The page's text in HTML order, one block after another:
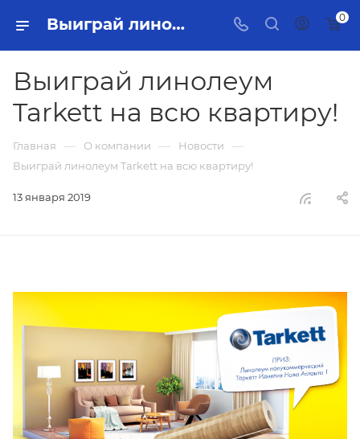
Выиграй линолеум Tarkett на всю квартиру! 0
Выиграй линолеум
Tarkett на всю квартиру!
Главная — О компании — Новости —
Выиграй линолеум Tarkett на всю квартиру!
13 января 2019